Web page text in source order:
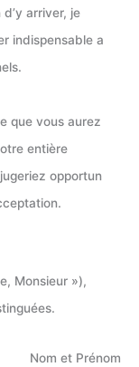
arriver, je
indispensable a
que vous aurez
entière
opportun
Monsieur »),
Nom et Prénom